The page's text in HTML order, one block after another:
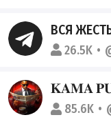
ВСЯ
26.5K
𝐊𝐀𝐌𝐀
85.6K